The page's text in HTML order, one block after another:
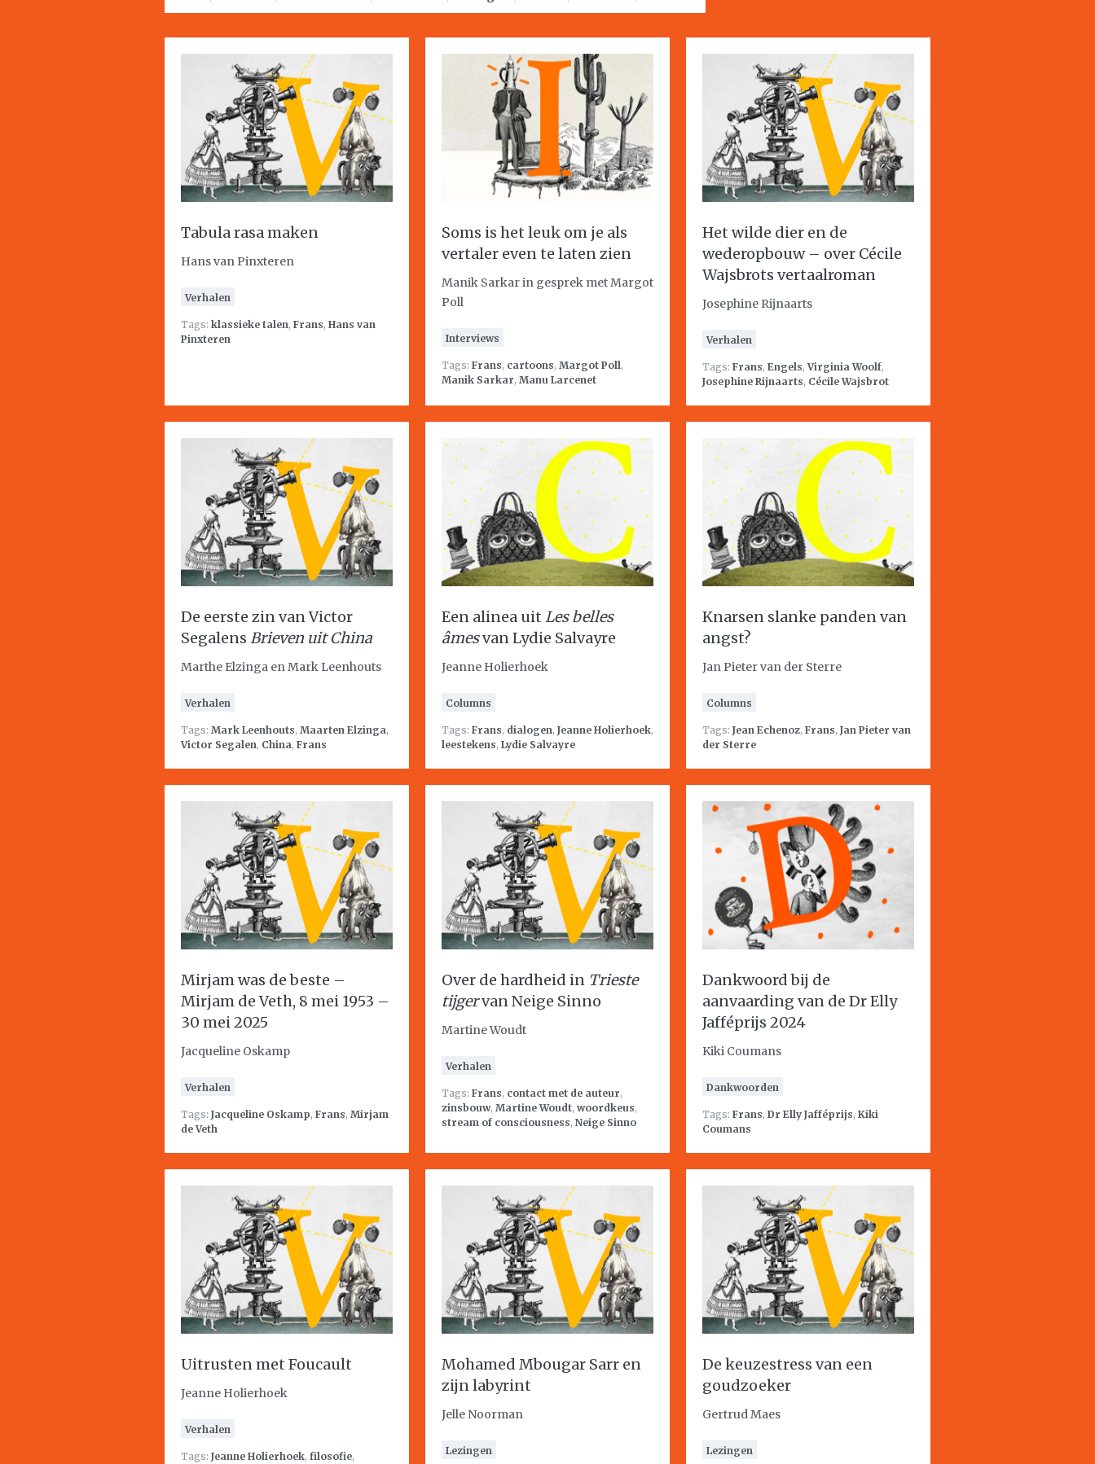
Tabula rasa maken
Hans van Pinxteren
Verhalen
Tags: klassieke talen, Frans, Hans van
Pinxteren
Soms is het leuk om je als
vertaler even te laten zien
Manik Sarkar in gesprek met Margot
Poll
Interviews
Tags: Frans, cartoons, Margot Poll,
Manik Sarkar, Manu Larcenet
Het wilde dier en de
wederopbouw – over Cécile
Wajsbrots vertaalroman
Josephine Rijnaarts
Verhalen
Tags: Frans, Engels,Virginia Woolf,
Josephine Rijnaarts, Cécile Wajsbrot
De eerste zin van Victor
Segalens Brieven uit China
Marthe Elzinga en Mark Leenhouts
Verhalen
Tags: Mark Leenhouts, Maarten Elzinga,
Victor Segalen, China, Frans
Een alinea uit Les belles
âmesvan Lydie Salvayre
Jeanne Holierhoek
Columns
Tags: Frans, dialogen, Jeanne Holierhoek,
leestekens, Lydie Salvayre
Knarsen slanke panden van
angst?
Jan Pieter van der Sterre
Columns
Tags: Jean Echenoz, Frans, Jan Pieter van
der Sterre
Mirjam was de beste –
Mirjam de Veth, 8 mei 1953 –
30 mei 2025
Jacqueline Oskamp
Verhalen
Tags: Jacqueline Oskamp, Frans, Mirjam
de Veth
Over de hardheid in Trieste
tijgervan Neige Sinno
Martine Woudt
Verhalen
Tags: Frans, contact met de auteur,
zinsbouw, Martine Woudt, woordkeus,
stream of consciousness, Neige Sinno
Dankwoord bij de
aanvaarding van de Dr Elly
Jafféprijs 2024
Kiki Coumans
Dankwoorden
Tags: Frans, Dr Elly Jafféprijs, Kiki
Coumans
Uitrusten met Foucault
Jeanne Holierhoek
Verhalen
Tags: Jeanne Holierhoek, filosofie,
Mohamed Mbougar Sarr en
zijn labyrint
Jelle Noorman
Lezingen
De keuzestress van een
goudzoeker
Gertrud Maes
Lezingen